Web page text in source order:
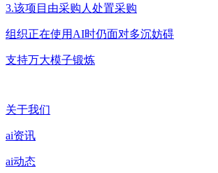
3.该项目由采购人处置采购
组织正在使用AI时仍面对多沉妨碍
支持万大模子锻炼
关于我们
ai资讯
ai动态